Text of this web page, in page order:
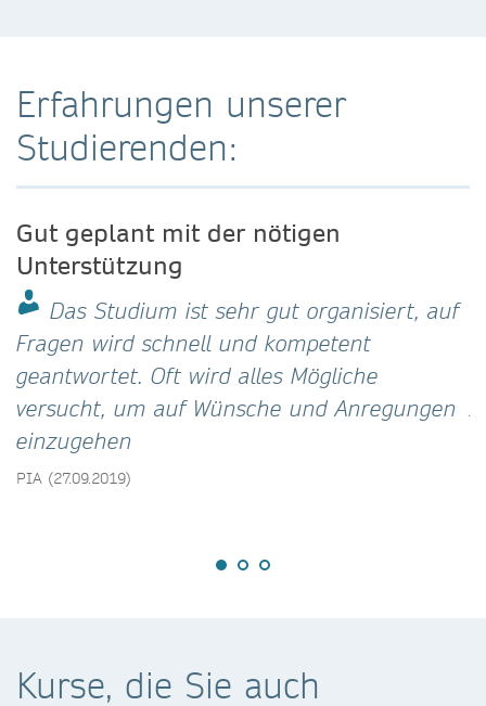
Erfahrungen unserer
Studierenden:
Gut geplant mit der nötigen
Unterstützung
Das Studium ist sehr gut organisiert, auf
Fragen wird schnell und kompetent
geantwortet. Oft wird alles Mögliche
versucht, um auf Wünsche und Anregungen
einzugehen
PIA (27.09.2019)
Kurse, die Sie auch